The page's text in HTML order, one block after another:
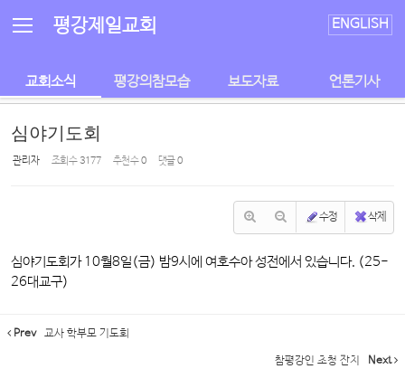
평강제일교회 ENGLISH
교회소식 평강의참모습 보도자료 언론기사
심야기도회
관리자 조회 수3177 추천 수0 댓글0
수정 삭제
심야기도회가 10월8일(금) 밤9시에 여호수아 성전에서 있습니다. (25-
26대교구)
Prev 교사 학부모 기도회
참평강인 초청 잔치 Next